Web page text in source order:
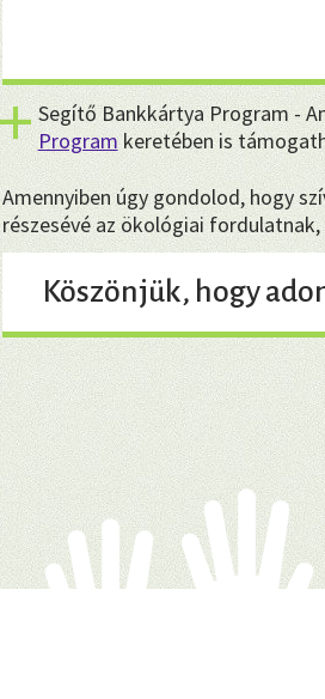
Segítő Bankkártya Program -
Programkeretében is
Amennyiben úgy gondolod, hogy
részesévé az ökológiai
Köszönjük, hogy